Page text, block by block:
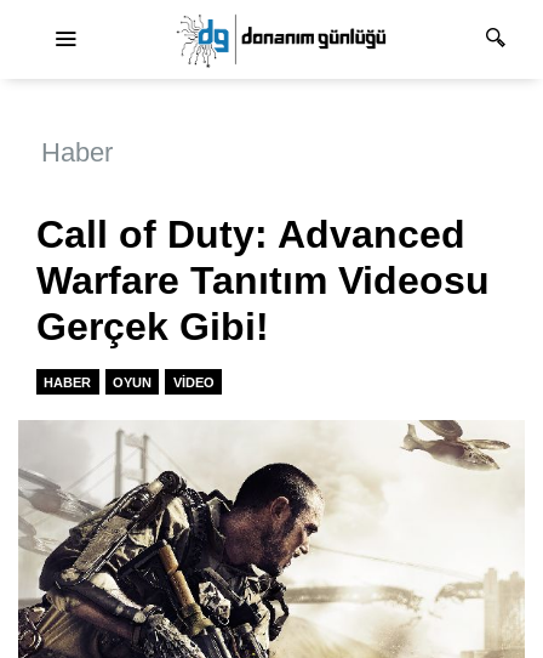
Haber
Call of Duty: Advanced
Warfare Tanıtım Videosu
Gerçek Gibi!
HABER OYUN VIDEO